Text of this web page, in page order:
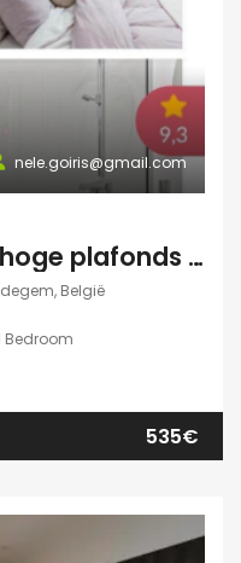
nele.goiris@gmail.com
Lichtrijke studio met hoge plafonds in Edegem
België
Bedroom
535€